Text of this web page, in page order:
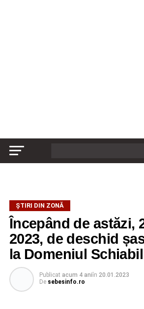
ȘTIRI DIN ZONĂ
Începând de astăzi,
2023, de deschid
la Domeniul
Publicat acum 4 aniîn 20.01.2023
De sebesinfo.ro